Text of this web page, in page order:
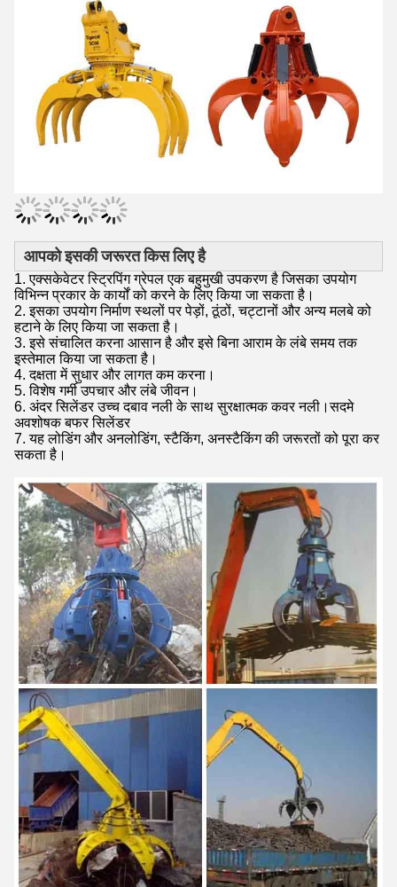
आपको इसकी जरूरत किस लिए है
1. एक्सकेवेटर स्ट्रिपिंग ग्रेपल एक बहुमुखी उपकरण है जिसका उपयोग
विभिन्न प्रकार के कार्यों को करने के लिए किया जा सकता है।
2. इसका उपयोग निर्माण स्थलों पर पेड़ों, ठूंठों, चट्टानों और अन्य मलबे को
हटाने के लिए किया जा सकता है।
3. इसे संचालित करना आसान है और इसे बिना आराम के लंबे समय तक
इस्तेमाल किया जा सकता है।
4. दक्षता में सुधार और लागत कम करना।
5. विशेष गर्मी उपचार और लंबे जीवन।
6. अंदर सिलेंडर उच्च दबाव नली के साथ सुरक्षात्मक कवर नली।सदमे
अवशोषक बफर सिलेंडर
7. यह लोडिंग और अनलोडिंग, स्टैकिंग, अनस्टैकिंग की जरूरतों को पूरा कर
सकता है।